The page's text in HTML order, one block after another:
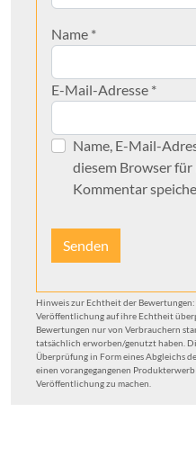
Name *
E-Mail-Adresse *
Name, E-Mail-
diesem Browser
Kommentar
Hinweis zur Echtheit der
Veröffentlichung auf ihre Echtheit
Bewertungen nur von Verbrauchern
tatsächlich erworben/genutzt haben.
Überprüfung in Form eines Abgleichs
einen vorangegangenen
Veröffentlichung zu machen.